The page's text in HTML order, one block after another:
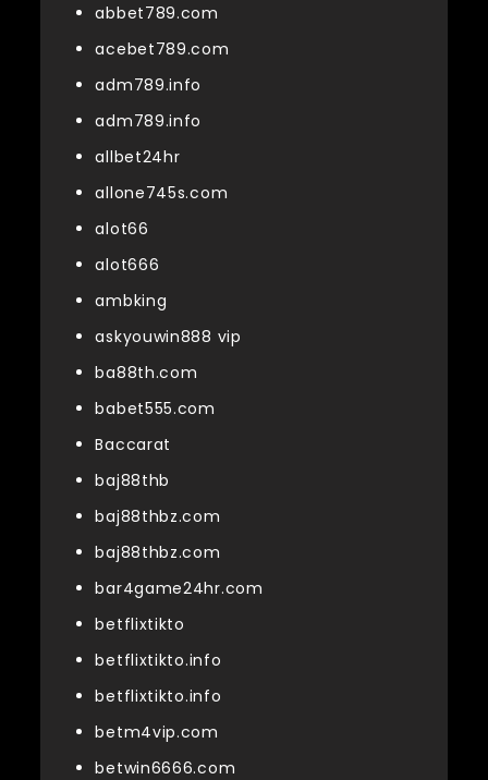
abbet789.com
acebet789.com
adm789.info
adm789.info
allbet24hr
allone745s.com
alot66
alot666
ambking
askyouwin888 vip
ba88th.com
babet555.com
Baccarat
baj88thb
baj88thbz.com
baj88thbz.com
bar4game24hr.com
betflixtikto
betflixtikto.info
betflixtikto.info
betm4vip.com
betwin6666.com